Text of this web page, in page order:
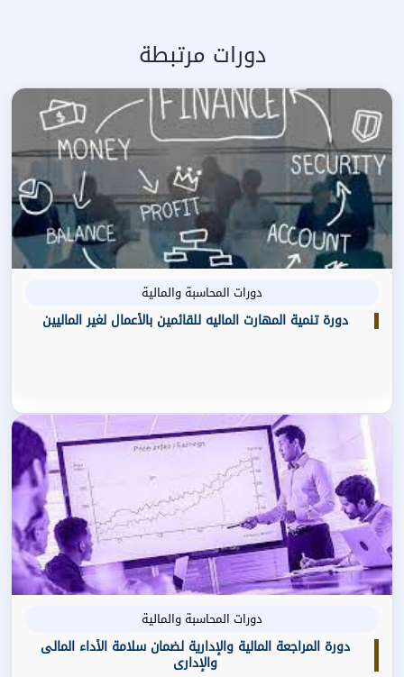
دورات مرتبطة
دورات المحاسبة والمالية
دورة تنمية المهارت الماليه للقائمين بالأعمال لغير الماليين
دورات المحاسبة والمالية
دورة المراجعة المالية والإدارية لضمان سلامة الأداء المالى
والإدارى